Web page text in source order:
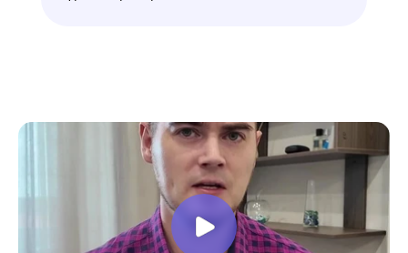
доволен, в работе всё пригодилось!